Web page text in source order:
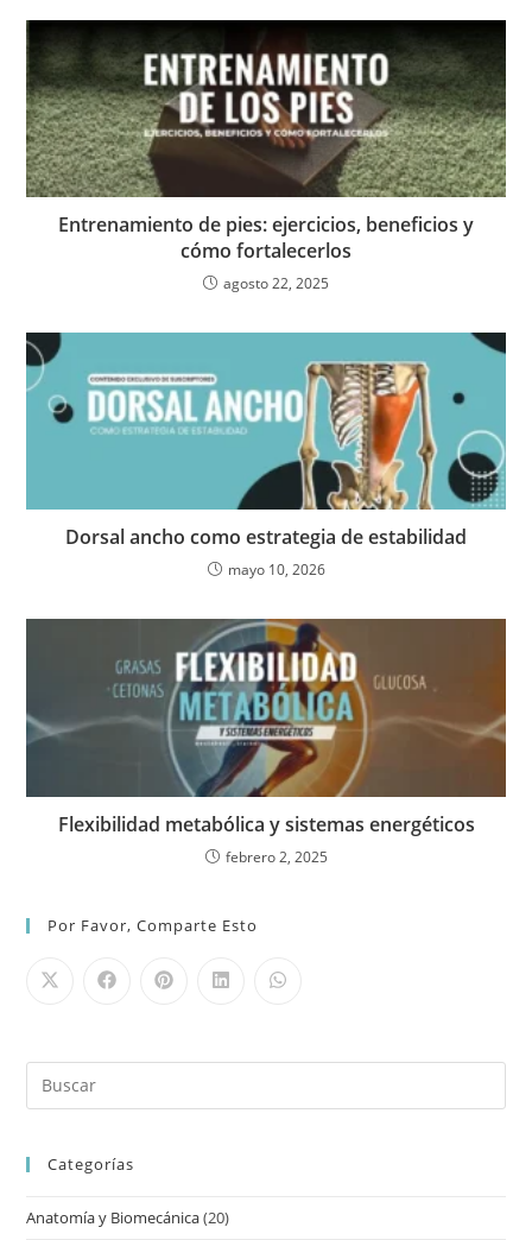
Entrenamiento de pies: ejercicios, beneficios y
cómo fortalecerlos
agosto 22, 2025
Dorsal ancho como estrategia de estabilidad
mayo 10, 2026
Flexibilidad metabólica y sistemas energéticos
febrero 2, 2025
Por Favor, Comparte Esto
Categorías
Anatomía y Biomecánica(20)